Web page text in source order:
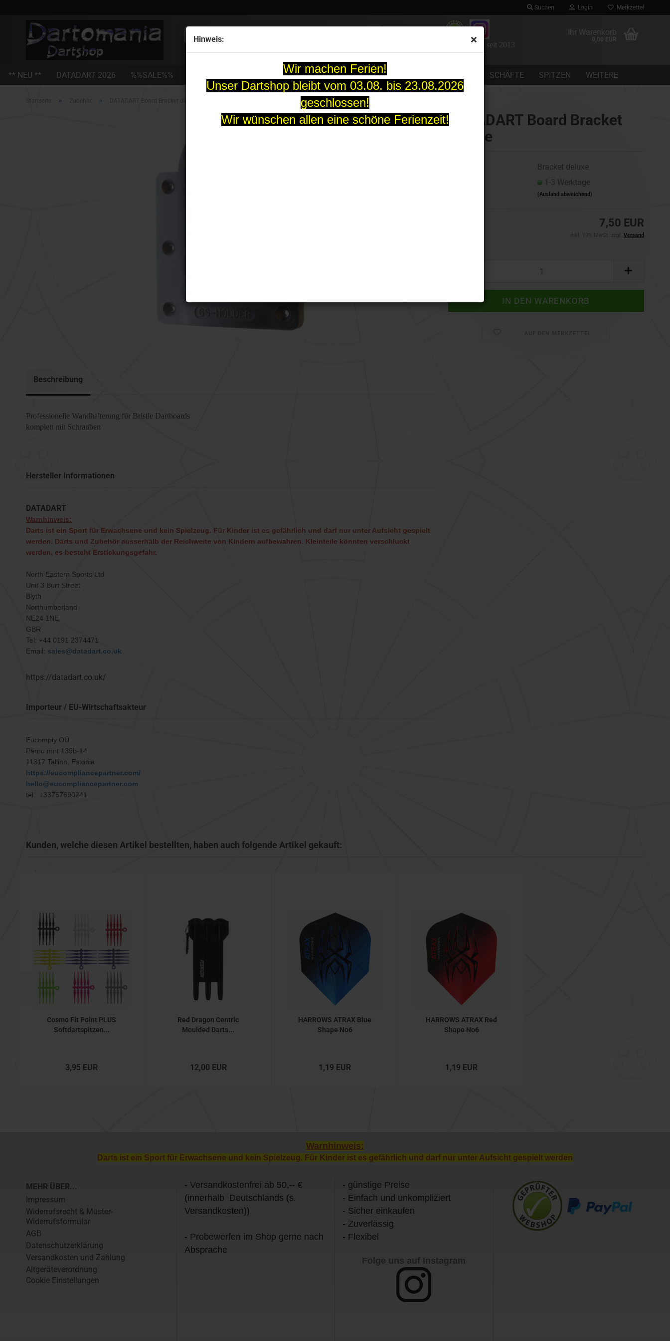
Hinweis:
Wir machen Ferien!
Unser Dartshop bleibt vom 03.08. bis 23.08.2026
geschlossen!
Wir wünschen allen eine schöne Ferienzeit!
Suchen Login Merkzettel
Alle
13 Jahre Dartomania seit 2013
Ihr Warenkorb
0,00 EUR
** NEU ** DATADART 2026 %%SALE%% SOFT-DARTS DARTBOARDS FLIGHTS SCHÄFTE SPITZEN WEITERE
» »
DATADART Board Bracket
deluxe
Bracket deluxe
1-3 Werktage
(Ausland abweichend)
7,50 EUR
inkl. 19% MwSt. zzgl. Versand
Beschreibung
Professionelle Wandhalterung für Bristle Dartboards
komplett mit Schrauben
Hersteller Informationen
DATADART
Warnhinweis:
Darts ist ein Sport für Erwachsene und kein Spielzeug. Für Kinder ist es gefährlich und darf nur unter Aufsicht gespielt
werden. Darts und Zubehör ausserhalb der Reichweite von Kindern aufbewahren. Kleinteile könnten verschluckt
werden, es besteht Erstickungsgefahr.
North Eastern Sports Ltd
Unit 3 Burt Street
Blyth
Northumberland
NE24 1NE
GBR
Tel: +44 0191 2374471
Email: sales@datadart.co.uk
https://datadart.co.uk/
Importeur / EU-Wirtschaftsakteur
Eucomply OÜ
Pärnu mnt 139b-14
11317 Tallinn, Estonia
https://eucompliancepartner.com/
hello@eucompliancepartner.com
tel. +33757690241
Kunden, welche diesen Artikel bestellten, haben auch folgende Artikel gekauft:
Cosmo Fit Point PLUS
Softdartspitzen...
3,95 EUR
Red Dragon Centric
Moulded Darts...
12,00 EUR
HARROWS ATRAX Blue
Shape No6
1,19 EUR
HARROWS ATRAX Red
Shape No6
1,19 EUR
Warnhinweis:
Darts ist ein Sport für Erwachsene und kein Spielzeug. Für Kinder ist es gefährlich und darf nur unter Aufsicht gespielt werden
MEHR ÜBER...
Impressum
Widerrufsrecht & Muster-
Widerrufsformular
AGB
Datenschutzerklärung
Versandkosten und Zahlung
Altgeräteverordnung
Cookie Einstellungen
- Versandkostenfrei ab 50,-- €
(innerhalb Deutschlands (s.
Versandkosten))
- Probewerfen im Shop gerne nach
Absprache
- günstige Preise
- Einfach und unkompliziert
- Sicher einkaufen
- Zuverlässig
- Flexibel
Folge uns auf Instagram